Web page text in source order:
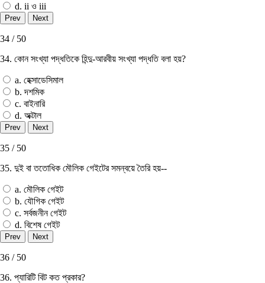
d. ii ও iii
34 / 50
34. কোন সংখ্যা পদ্ধতিকে হিন্দু-আরবীয় সংখ্যা পদ্ধতি বলা হয়?
a. হেক্সাডেসিমাল
b. দশমিক
c. বাইনারি
d. অক্টাল
35 / 50
35. দুই বা ততােধিক মৌলিক গেইটের সমন্বয়ে তৈরি হয়--
a. মৌলিক গেইট
b. যৌগিক গেইট
c. সর্বজনীন গেইট
d. বিশেষ গেইট
36 / 50
36. প্যারিটি বিট কত প্রকার?